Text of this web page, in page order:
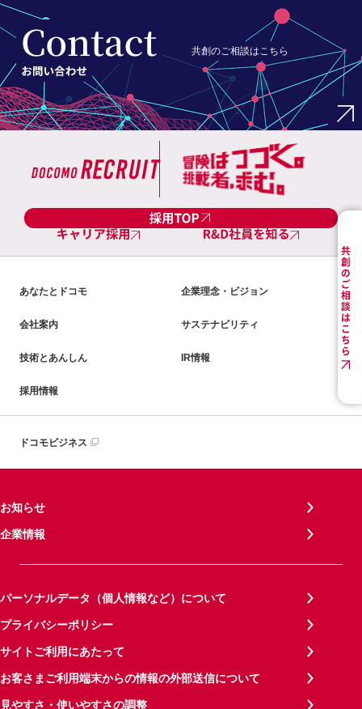
共創のご相談はこちら
あなたとドコモ 企業理念・ビジョン
会社案内 サステナビリティ
技術とあんしん IR情報
採用情報
ドコモビジネス
お知らせ
企業情報
パーソナルデータ（個人情報など）について
プライバシーポリシー
サイトご利用にあたって
お客さまご利用端末からの情報の外部送信について
見やすさ・使いやすさの調整